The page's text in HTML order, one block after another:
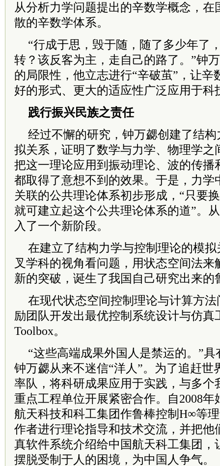
从分析力学问题提出的辛数学概念，在
散的辛数学体系。
“行成于思，毁于随，随了多少年了
转？该反客为主，走自己的路了。”钟
的局限性，他立志进行“辛破茧”，让辛
好的形式、更大的适应性广泛应用于科
践行振兴民族之责任
经过不懈的研究，钟万勰创建了结
拟关系，证明了数学与力学、物理学之
把这一理论应用到振动理论、波的传播
都取得了意想不到的效果。于是，力学
关联的公共理论体系初步形成，“只要
就可建立起这个公共理论体系的道”。
入了一个新阶段。
在建立了结构力学与控制理论的模
叉学科的视角看问题，用状态空间法来
新的突破，诞生了我国自己研究出来
在现代状态空间控制理论与计算方
励团队开发出最优控制系统设计与仿真
Toolbox。
“这些高端成果外国人是禁运的。”
钟万勰从来不迷信“洋人”。为了追赶世
率队，将科研成果应用于实践，与多个
重点工程单位开展紧密合作。自2008
航天科技和科工集团作鲁棒控制H∞等
作者进行理论指导和技术交流，并把他
真软件系统介绍给中国航天科工集团，
摆脱受制于人的困境，为中国人争气。